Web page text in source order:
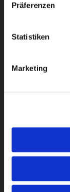
Präferenzen
Statistiken
Marketing